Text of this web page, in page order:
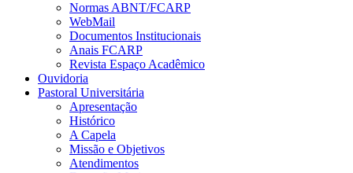
Normas ABNT/FCARP
WebMail
Documentos Institucionais
Anais FCARP
Revista Espaço Acadêmico
Ouvidoria
Pastoral Universitária
Apresentação
Histórico
A Capela
Missão e Objetivos
Atendimentos